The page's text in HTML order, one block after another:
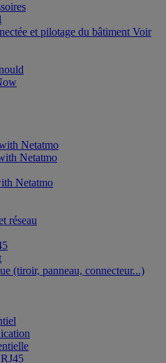
et pilotage du bâtiment Voir
Netatmo
Netatmo
Netatmo
réseau
(tiroir, panneau, connecteur...)